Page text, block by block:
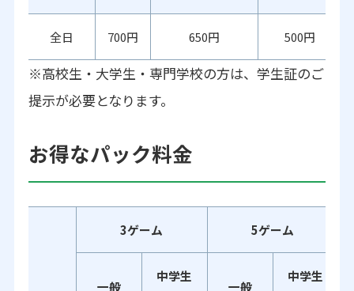
全日 700円 650円 500円
※高校生・大学生・専門学校の方は、学生証のご
提示が必要となります。
お得なパック料金
3ゲーム 5ゲーム
一般
中学生
一般
中学生